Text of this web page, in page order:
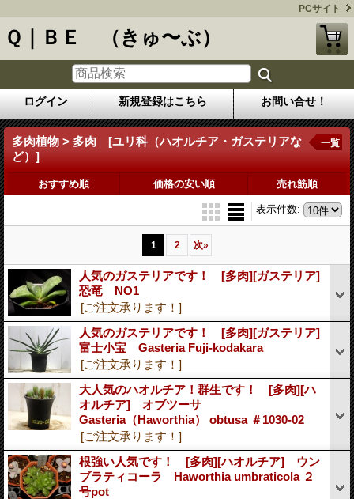
PCサイト
Ｑ｜ＢＥ （きゅ〜ぶ）
ログイン 新規登録はこちら お問い合せ！
多肉植物 > 多肉 [ユリ科（ハオルチア・ガステリアな
ど）]
一覧
おすすめ順 価格の安い順 売れ筋順
表示件数:
1 2 次»
人気のガステリアです！ [多肉][ガステリア]
恐竜 NO1
[ご注文承ります！]
人気のガステリアです！ [多肉][ガステリア]
富士小宝 Gasteria Fuji-kodakara
[ご注文承ります！]
大人気のハオルチア！群生です！ [多肉][ハ
オルチア] オブツーサ
Gasteria（Haworthia） obtusa ＃1030-02
[ご注文承ります！]
根強い人気です！ [多肉][ハオルチア] ウン
ブラティコーラ Haworthia umbraticola ２
号pot